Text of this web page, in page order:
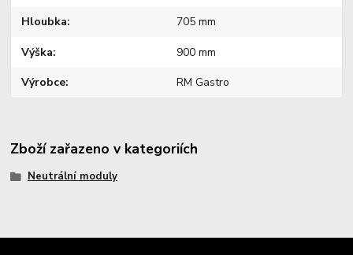
Hloubka 705 mm
Výška 900 mm
Výrobce RM Gastro
Zboží zařazeno v kategoriích
Neutrální moduly